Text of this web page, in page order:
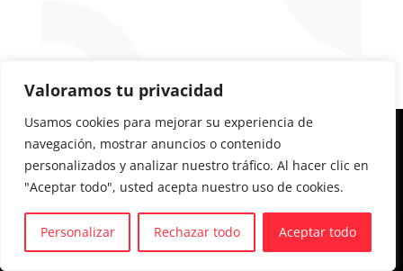
Valoramos tu privacidad
Usamos cookies para mejorar su experiencia de
navegación, mostrar anuncios o contenido
personalizados y analizar nuestro tráfico. Al hacer clic en
"Aceptar todo", usted acepta nuestro uso de cookies.
Personalizar Rechazar todo Aceptar todo
Aviso legal y Política de privacidad
Política de cookies